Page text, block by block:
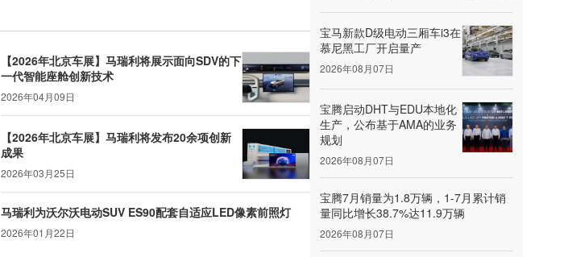
【2026年北京车展】马瑞利将展示面向SDV的下
一代智能座舱创新技术
2026年04月09日
【2026年北京车展】马瑞利将发布20余项创新
成果
2026年03月25日
马瑞利为沃尔沃电动SUV ES90配套自适应LED像素前照灯
2026年01月22日
宝马新款D级电动三厢车i3在
慕尼黑工厂开启量产
2026年08月07日
宝腾启动DHT与EDU本地化
生产，公布基于AMA的业务
规划
2026年08月07日
宝腾7月销量为1.8万辆，1-7月累计销
量同比增长38.7%达11.9万辆
2026年08月07日